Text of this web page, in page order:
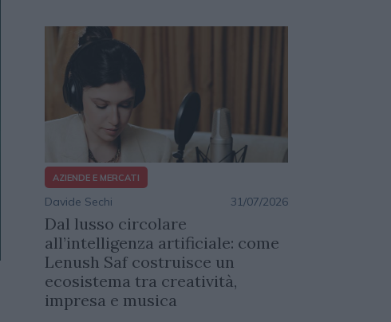
AZIENDE E MERCATI
Davide Sechi 31/07/2026
Dal lusso circolare
all’intelligenza artificiale: come
Lenush Saf costruisce un
ecosistema tra creatività,
impresa e musica